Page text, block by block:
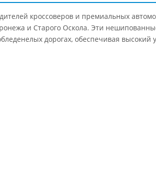
кроссоверов и премиальных
и Старого Оскола. Эти
дорогах, обеспечивая высокий